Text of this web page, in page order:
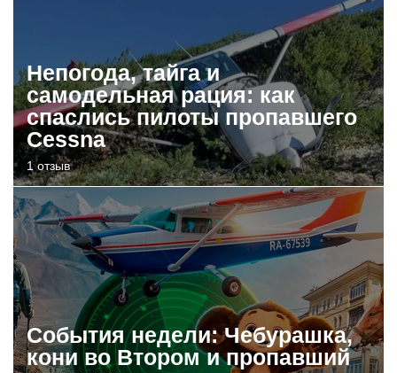
Непогода, тайга и
самодельная рация: как
спаслись пилоты пропавшего
Cessna
1 отзыв
События недели: Чебурашка,
кони во Втором и пропавший